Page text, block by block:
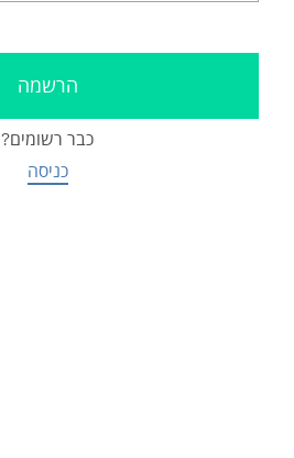
כבר רשומים?
כניסה